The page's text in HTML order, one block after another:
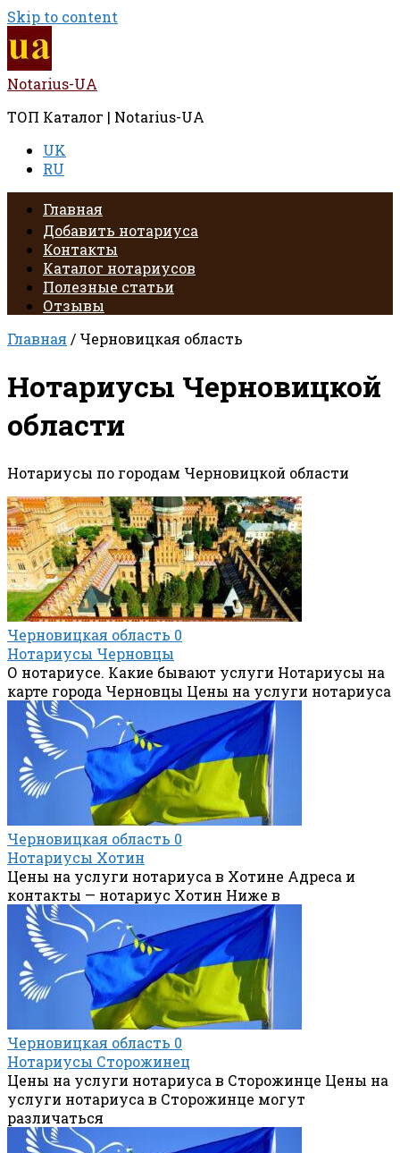
Skip to content
Notarius-UA
ТОП Каталог | Notarius-UA
UK
RU
Главная
Добавить нотариуса
Контакты
Каталог нотариусов
Полезные статьи
Отзывы
Главная / Черновицкая область
Нотариусы Черновицкой
области
Нотариусы по городам Черновицкой области
Черновицкая область 0
Нотариусы Черновцы
О нотариусе. Какие бывают услуги Нотариусы на
карте города Черновцы Цены на услуги нотариуса
Черновицкая область 0
Нотариусы Хотин
Цены на услуги нотариуса в Хотине Адреса и
контакты — нотариус Хотин Ниже в
Черновицкая область 0
Нотариусы Сторожинец
Цены на услуги нотариуса в Сторожинце Цены на
услуги нотариуса в Сторожинце могут
различаться